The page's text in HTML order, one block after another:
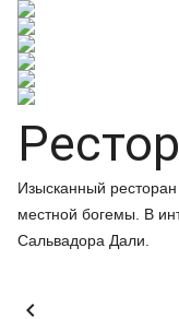
Изысканный
местной богемы. В
Сальвадора Дали.
